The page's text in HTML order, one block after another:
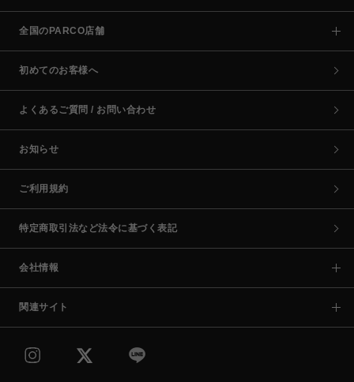
全国のPARCO店舗
初めてのお客様へ
よくあるご質問 / お問い合わせ
お知らせ
ご利用規約
特定商取引法など法令に基づく表記
会社情報
関連サイト